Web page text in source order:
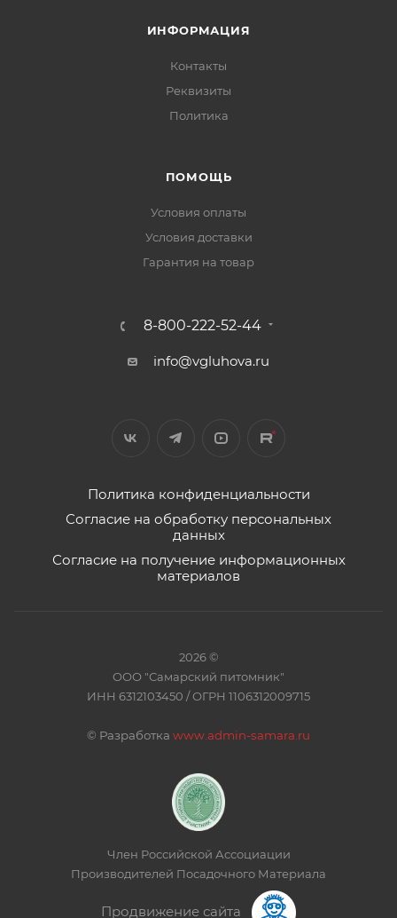
ИНФОРМАЦИЯ
Контакты
Реквизиты
Политика
ПОМОЩЬ
Условия оплаты
Условия доставки
Гарантия на товар
8-800-222-52-44
info@vgluhova.ru
Политика конфиденциальности
Согласие на обработку персональных
данных
Согласие на получение информационных
материалов
2026 ©
ООО "Самарский питомник"
ИНН 6312103450 / ОГРН 1106312009715
© Разработка www.admin-samara.ru
Член Российской Ассоциации
Производителей Посадочного Материала
Продвижение сайта